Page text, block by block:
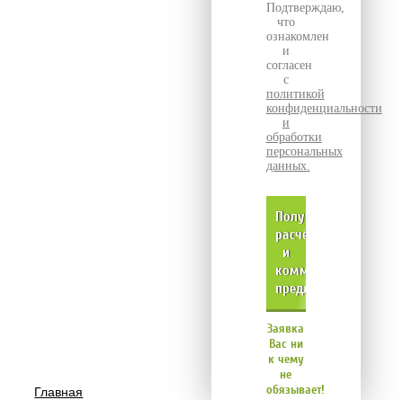
Подтверждаю,
что
ознакомлен
и
согласен
с
политикой
конфиденциальности
и
обработки
персональных
данных.
Получить
расчёт
и
коммерческое
предложение
Заявка
Вас ни
к чему
не
обязывает!
Главная